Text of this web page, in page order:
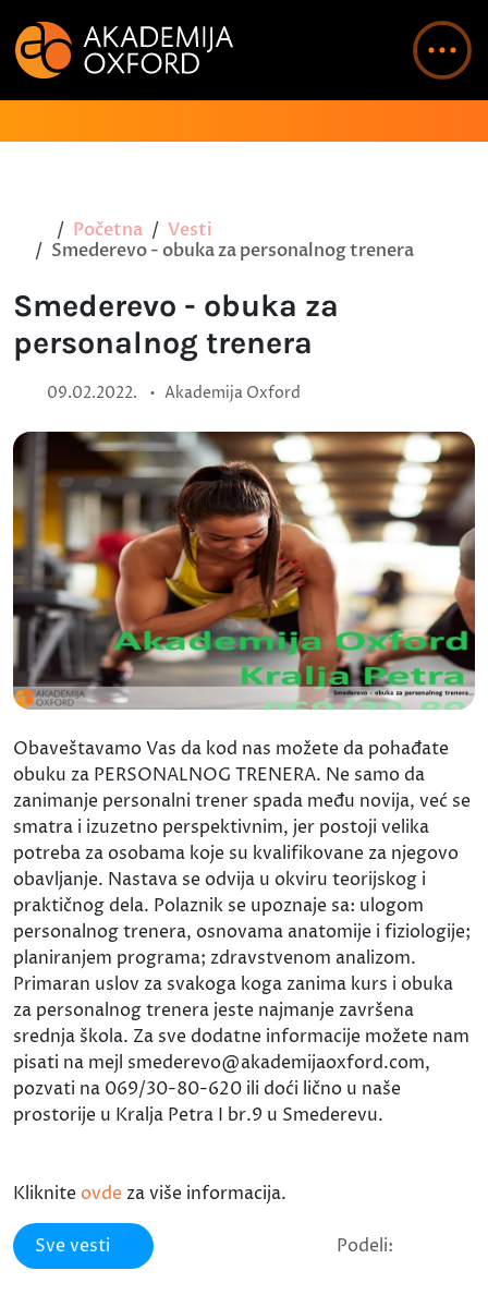
Početna
Vesti
Smederevo - obuka za personalnog trenera
Smederevo - obuka za
personalnog trenera
09.02.2022. • Akademija Oxford
Obaveštavamo Vas da kod nas možete da pohađate
obuku za PERSONALNOG TRENERA. Ne samo da
zanimanje personalni trener spada među novija, već se
smatra i izuzetno perspektivnim, jer postoji velika
potreba za osobama koje su kvalifikovane za njegovo
obavljanje. Nastava se odvija u okviru teorijskog i
praktičnog dela. Polaznik se upoznaje sa: ulogom
personalnog trenera, osnovama anatomije i fiziologije;
planiranjem programa; zdravstvenom analizom.
Primaran uslov za svakoga koga zanima kurs i obuka
za personalnog trenera jeste najmanje završena
srednja škola. Za sve dodatne informacije možete nam
pisati na mejl smederevo@akademijaoxford.com,
pozvati na 069/30-80-620 ili doći lično u naše
prostorije u Kralja Petra I br.9 u Smederevu.
Kliknite ovde za više informacija.
Sve vesti Podeli: